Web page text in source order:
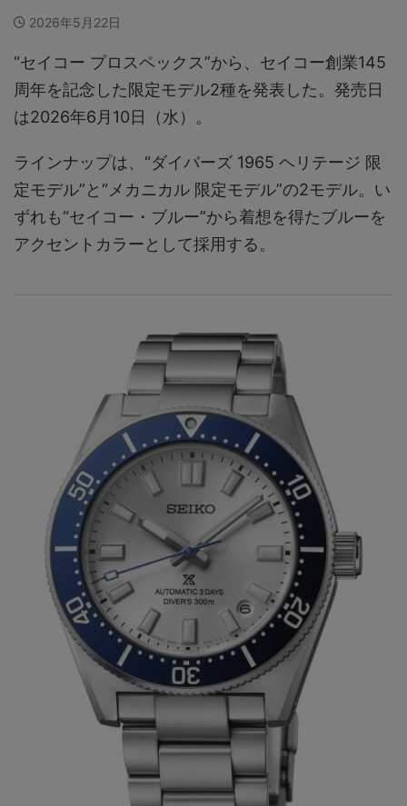
2026年5月22日
“セイコー プロスペックス”から、セイコー創業145
周年を記念した限定モデル2種を発表した。発売日
は2026年6月10日（水）。
ラインナップは、“ダイバーズ 1965 ヘリテージ 限
定モデル”と“メカニカル 限定モデル”の2モデル。い
ずれも“セイコー・ブルー”から着想を得たブルーを
アクセントカラーとして採用する。